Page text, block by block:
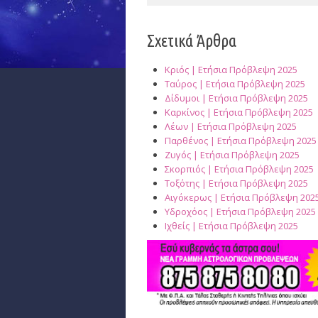
Σχετικά Άρθρα
Κριός | Ετήσια Πρόβλεψη 2025
Ταύρος | Ετήσια Πρόβλεψη 2025
Δίδυμοι | Ετήσια Πρόβλεψη 2025
Καρκίνος | Ετήσια Πρόβλεψη 2025
Λέων | Ετήσια Πρόβλεψη 2025
Παρθένος | Ετήσια Πρόβλεψη 2025
Ζυγός | Ετήσια Πρόβλεψη 2025
Σκορπιός | Ετήσια Πρόβλεψη 2025
Τοξότης | Ετήσια Πρόβλεψη 2025
Αιγόκερως | Ετήσια Πρόβλεψη
Υδροχόος | Ετήσια Πρόβλεψη 2025
Ιχθείς | Ετήσια Πρόβλεψη 2025